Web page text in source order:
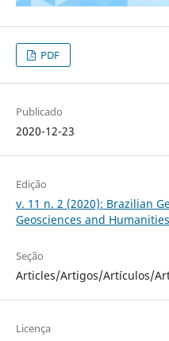
PDF
Publicado
2020-12-23
Edição
v. 11 n. 2 (2020): Brazilian
Geosciences and
Seção
Articles/Artigos/Artículos/
Licença